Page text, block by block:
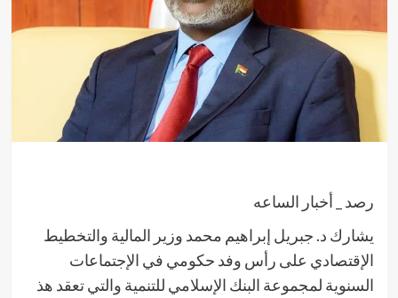
رصد _ أخبار الساعه
يشارك د. جبريل إبراهيم محمد وزير المالية والتخطيط
الإقتصادي على رأس وفد حكومي في الإجتماعات
السنوية لمجموعة البنك الإسلامي للتنمية والتي تعقد هذ